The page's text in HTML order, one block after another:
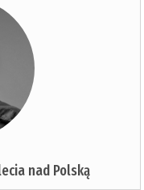
nad Polską